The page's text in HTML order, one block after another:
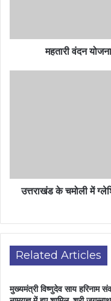
महतारी वंदन
उत्तराखंड के चमोली में
Related Articles
मुख्यमंत्री विष्णुदेव साय हरिनाम